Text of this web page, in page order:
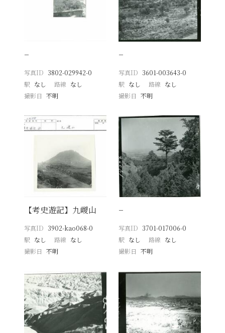
−
写真ID 3802-029942-0
駅 なし 路線 なし
撮影日
不明
−
写真ID 3601-003643-0
駅 なし 路線 なし
撮影日 不明
【考史遊記】九嵕山
写真ID 3902-kao068-0
駅 なし 路線 なし
撮影日
不明
−
写真ID 3701-017006-0
駅 なし 路線 なし
撮影日 不明